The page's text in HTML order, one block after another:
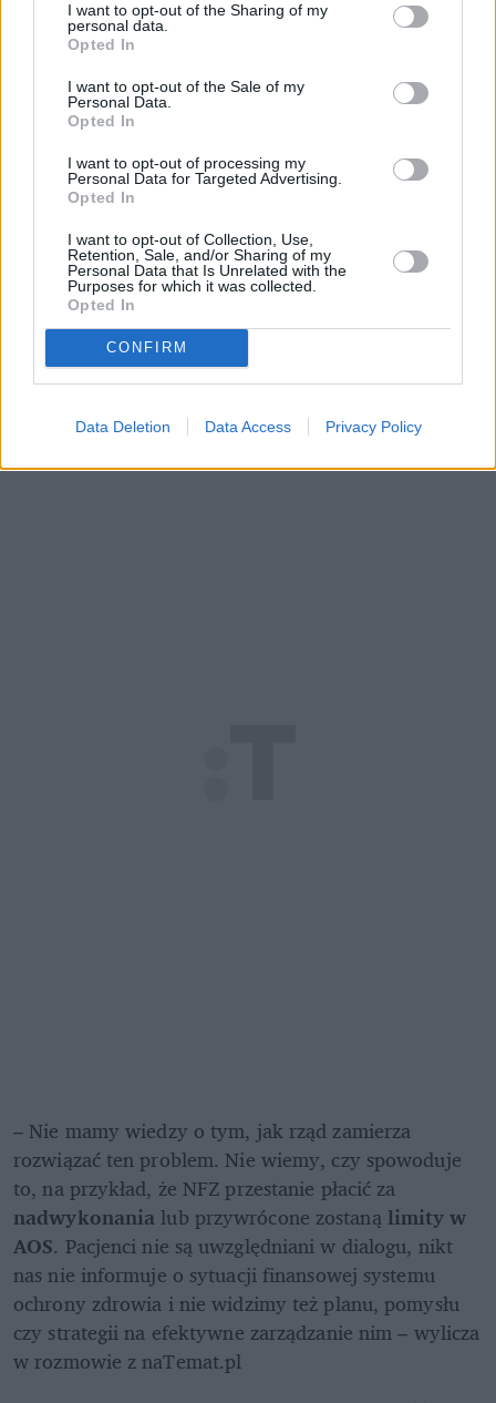
I want to opt-out of the Sharing of my
personal data.
Opted In
I want to opt-out of the Sale of my
Personal Data.
Opted In
I want to opt-out of processing my
Personal Data for Targeted Advertising.
Opted In
I want to opt-out of Collection, Use,
Retention, Sale, and/or Sharing of my
Personal Data that Is Unrelated with the
Purposes for which it was collected.
Opted In
CONFIRM
Data Deletion Data Access Privacy Policy
pieniędzy się dołoży, to w innym miejscu trzeba
będzie je zaoszczędzić. Wydaje się, że w
niedofinansowanym systemie, gdzie dostęp
pacjentów do leczenia daleki jest od ideału, trudno
będzie znaleźć pole do oszczędności.
Tym większe są obawy przedstawicieli organizacji
pacjentów oraz tych zajmujących się
monitorowaniem systemu.
Magdalena Kołodziej, prezes Fundacji MY
Pacjenci ocenia, że "tak ogromny
na ochronę zdrowia jest z punktu widzenia
pacjentów zatrważający".
REKLAMA
– Nie mamy wiedzy o tym, jak rząd zamierza
rozwiązać ten problem. Nie wiemy, czy spowoduje
nadwykonania lub przywrócone zostaną limity w
AOS. Pacjenci nie są uwzględniani w dialogu, nikt
nas nie informuje o sytuacji finansowej systemu
ochrony zdrowia i nie widzimy też planu, pomysłu
czy strategii na efektywne zarządzanie nim – wylicza
w rozmowie z naTemat.pl